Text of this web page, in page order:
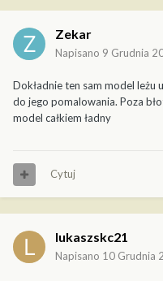
Zekar
Napisano 9 Grudnia
Dokładnie ten sam model leżu
do jego pomalowania. Poza
model całkiem ładny
Cytuj
lukaszskc21
Napisano 10 Grudnia